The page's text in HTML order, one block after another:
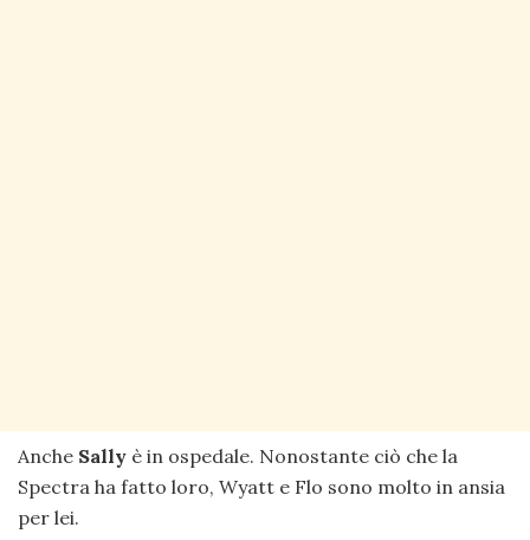
Anche Sally è in ospedale. Nonostante ciò che la
Spectra ha fatto loro, Wyatt e Flo sono molto in ansia
per lei.